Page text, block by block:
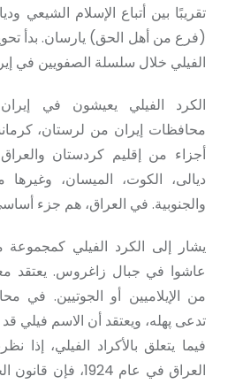
تقريبًا بين أتباع الإسلام الشيعي
(فرع من أهل الحق) يارسان. بدأ
الفيلي خلال سلسلة الصفويين في إيران
الكرد الفيلي يعيشون في
محافظات إيران من لرستان،
أجزاء من إقليم كردستان
ديالى، الكوت، الميسان،
والجنوبية. في العراق، هم جزء
يشار إلى الكرد الفيلي كمجموعة
عاشوا في جبال زاغروس. يعتقد
من الإيلاميين أو الجوتيين. في
تدعى پهلە، ويعتقد أن الاسم فيلي
فيما يتعلق بالأكراد الفيلي، إذا
العراق في عام